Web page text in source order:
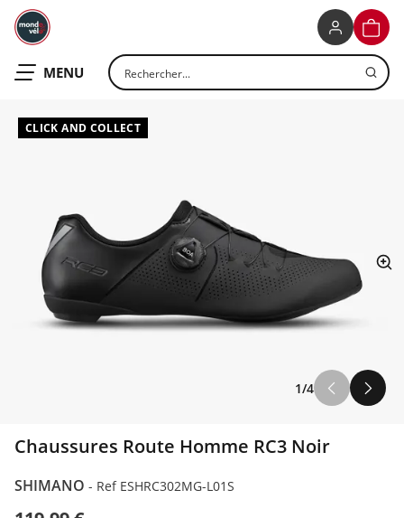
OUVRIR LE
MENU Rechercher un produit
CLICK AND COLLECT
1/4
Chaussures Route Homme RC3 Noir
SHIMANO - Ref ESHRC302MG-L01S